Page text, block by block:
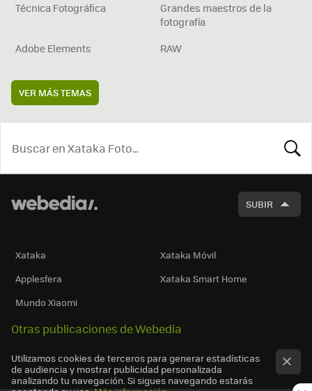
Técnica Fotográfica
Grandes maestros de la
fotografía
Adobe Elements
RAW
VER MÁS TEMAS
SUBIR
Xataka
Xataka Móvil
Applesfera
Xataka Smart Home
Mundo Xiaomi
Otras publicaciones de Webedia
Utilizamos cookies de terceros para generar estadísticas
de audiencia y mostrar publicidad personalizada
analizando tu navegación. Si sigues navegando estarás